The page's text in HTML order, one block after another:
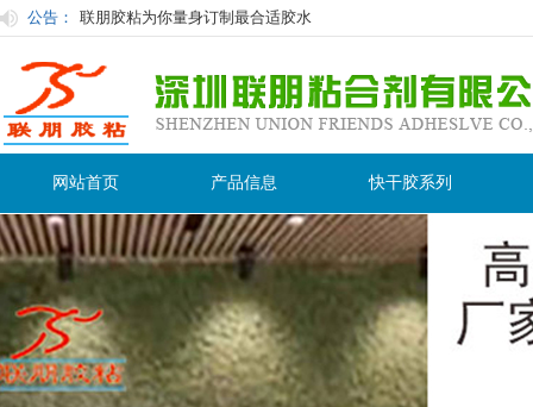
公告： 快干胶及其应用与选择
使用胶粘剂在粘接过程中的注意事项
用过后的胶水怎么保存才不会在保质期内变干变质？
粘塑料用什么胶水粘接性最好
网站首页 产品信息 快干胶系列